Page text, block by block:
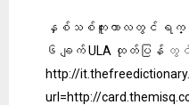
နှစ်သစ်ကူးကာလတွင် ရက္
၆ ချက် ULA ထုတ်ပြန် တွ
http://
url=http://